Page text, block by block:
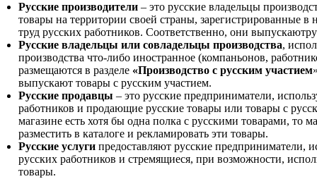
Русские производители – это русские владельцы
товары на территории своей страны, зарегистрированные
труд русских работников. Соответственно, они
Русские владельцы или совладельцы производства,
производства что-либо иностранное (компаньонов,
размещаются в разделе «Производство с русским участием
выпускают товары с русским участием.
Русские продавцы – это русские предприниматели,
работников и продающие русские товары или товары с
магазине есть хотя бы одна полка с русскими товарами, то
разместить в каталоге и рекламировать эти товары.
Русские услуги предоставляют русские предприниматели,
русских работников и стремящиеся, при возможности,
товары.